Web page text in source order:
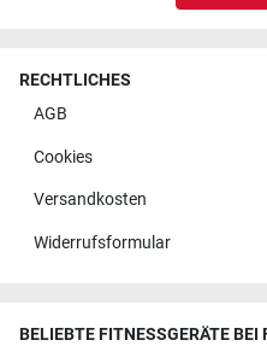
RECHTLICHES
AGB
Cookies
Versandkosten
Widerrufsformular
BELIEBTE FITNESSGERÄTE BEI